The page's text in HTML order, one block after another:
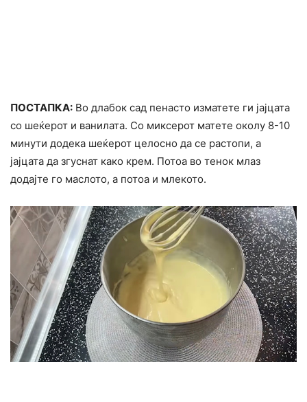
ПОСТАПКА: Во длабок сад пенасто изматете ги јајцата
со шеќерот и ванилата. Со миксерот матете околу 8-10
минути додека шеќерот целосно да се растопи, а
јајцата да згуснат како крем. Потоа во тенок млаз
додајте го маслото, а потоа и млекото.